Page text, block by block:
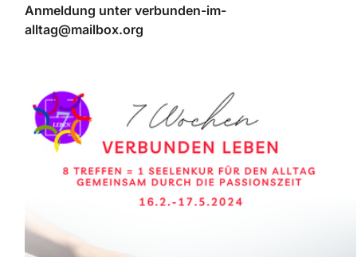
Anmeldung unter verbunden-im-
alltag@mailbox.org